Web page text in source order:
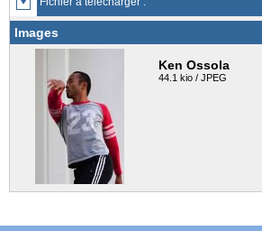
Images
Ken Ossola
44.1 kio / JPEG